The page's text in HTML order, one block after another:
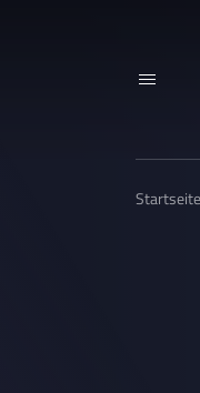
Startseite